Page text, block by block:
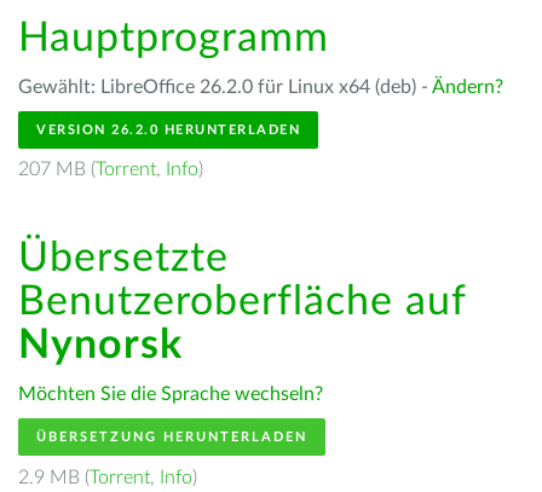
Hauptprogramm
Gewählt: LibreOffice 26.2.0 für Linux x64 (deb) - Ändern?
VERSION 26.2.0 HERUNTERLADEN
207 MB (Torrent, Info)
Übersetzte
Benutzeroberfläche auf
Nynorsk
Möchten Sie die Sprache wechseln?
ÜBERSETZUNG HERUNTERLADEN
2.9 MB (Torrent, Info)